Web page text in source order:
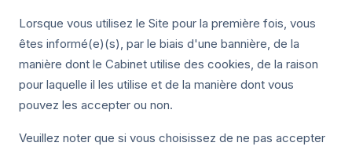
Lorsque vous utilisez le Site pour la première fois, vous
êtes informé(e)(s), par le biais d'une bannière, de la
manière dont le Cabinet utilise des cookies, de la raison
pour laquelle il les utilise et de la manière dont vous
pouvez les accepter ou non.
Veuillez noter que si vous choisissez de ne pas accepter